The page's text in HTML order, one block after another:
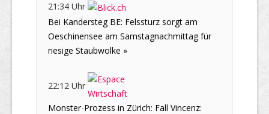
21:34 Uhr
Bei Kandersteg BE: Felssturz sorgt am
Oeschinensee am Samstagnachmittag für
riesige Staubwolke »
22:12 Uhr
Monster-Prozess in Zürich: Fall Vincenz: